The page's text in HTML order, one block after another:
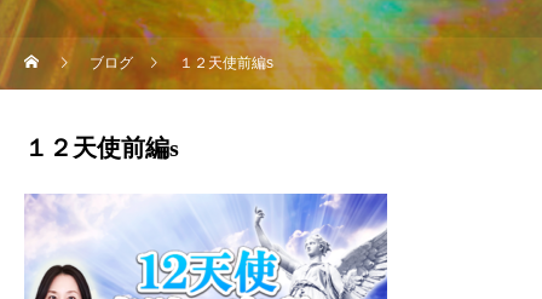
ブログ １２天使前編s
１２天使前編s